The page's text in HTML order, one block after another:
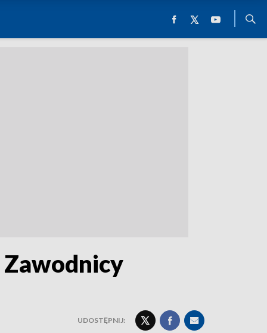
Zawodnicy
UDOSTĘPNIJ: